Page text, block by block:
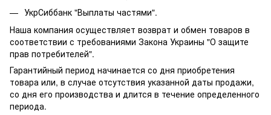
УкрСиббанк "Выплаты частями".
Наша компания осуществляет возврат и обмен товаров в
соответствии с требованиями Закона Украины "О защите
прав потребителей".
Гарантийный период начинается со дня приобретения
товара или, в случае отсутствия указанной даты продажи,
со дня его производства и длится в течение определенного
периода.